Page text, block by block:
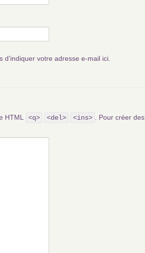
votre adresse e-mail ici.
HTML <q> <del> <ins> . Pour créer des